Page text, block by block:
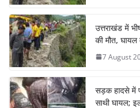
उत्तराखंड में
की मौत, घायल
7 August
सड़क हादसे में
साथी घायल;